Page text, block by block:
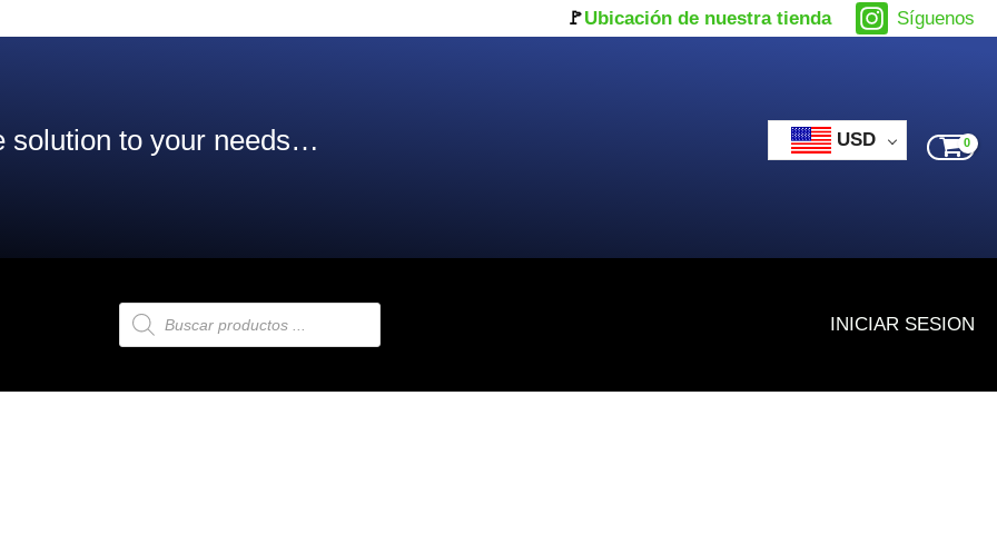
🚩Ubicación de nuestra tienda Síguenos
solution to your needs… USD
Búsqueda
de
productos
INICIAR SESION